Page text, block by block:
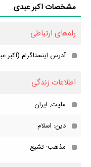
مشخصات اکبر عبدی
راه‌های ارتباطی
آدرس اینستاگرام (اکبر
اطلاعات زندگی
ملیت: ایران
دین: اسلام
مذهب: تشیع